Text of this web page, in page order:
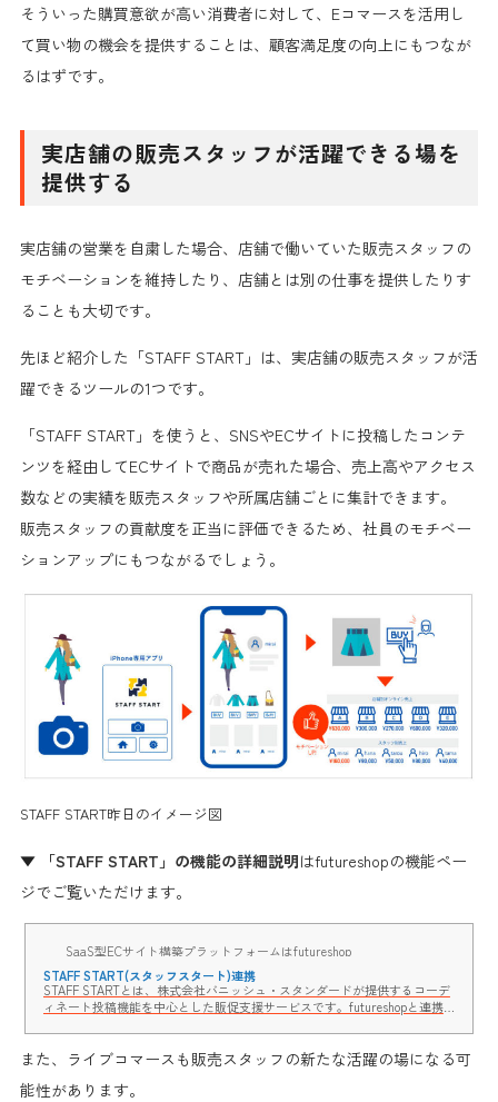
そういった購買意欲が高い消費者に対して、 Eコマースを活用し
て買い物の機会を提供することは、 顧客満足度の向上にもつなが
るはずです。
実店舗の販売スタッフが活躍できる場を
提供する
実店舗の営業を自粛した場合、店舗で働いていた販売スタッフ の
モチベーションを維持したり、 店舗とは別の仕事を提供 したりす
ることも大切です。
先ほど紹介した「STAFF START」は、 実店舗の販売スタッフが活
躍できるツールの1つです。
「STAFF START」を使うと、SNSやECサイトに投稿したコンテ
ンツを経由してECサイトで商品が売れた場合、売上高やアクセス
数などの実績を販売スタッフや所属店舗ごとに集計できます。
販売スタッフの貢献度を正当に評価できるため、 社員のモチベー
ションアップにもつながるでしょう。
STAFF START昨日のイメージ図
▼ 「STAFF START」の機能の詳細説明はfutureshopの機能ペー
ジでご覧いただけます。
SaaS型ECサイト構築プラットフォームはfutureshop
STAFF START(スタッフスタート)連携
STAFF STARTとは、株式会社バニッシュ・スタンダードが提供するコーデ
ィネート投稿機能を中心とした販促支援サービスです。futureshopと連携
プページからアイテムを即！ カートに投入可能。購買完了までの導線設計
がされています。
また、 ライブコマースも販売スタッフの新たな活躍の場になる可
能性があります。